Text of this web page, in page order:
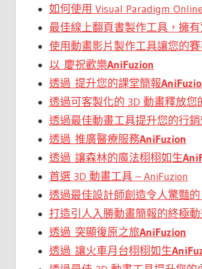
如何使用 Visual Paradigm
最佳線上翻頁書製作工具，擁
使用動畫影片製作工具讓您的
以 慶祝歡樂AniFuzion
透過 提升您的課堂簡報
透過可客製化的 3D 動畫釋放您
透過最佳動畫工具提升您的行
透過 推廣醫療服務AniFuzion
透過 讓森林的魔法栩栩如生
首選 3D 動畫工具 – AniFuzion
透過最佳設計師創造令人驚豔的
打造引人入勝動畫簡報的終極
透過 突顯復原之旅AniFuzion
透過 讓火車月台栩栩如生